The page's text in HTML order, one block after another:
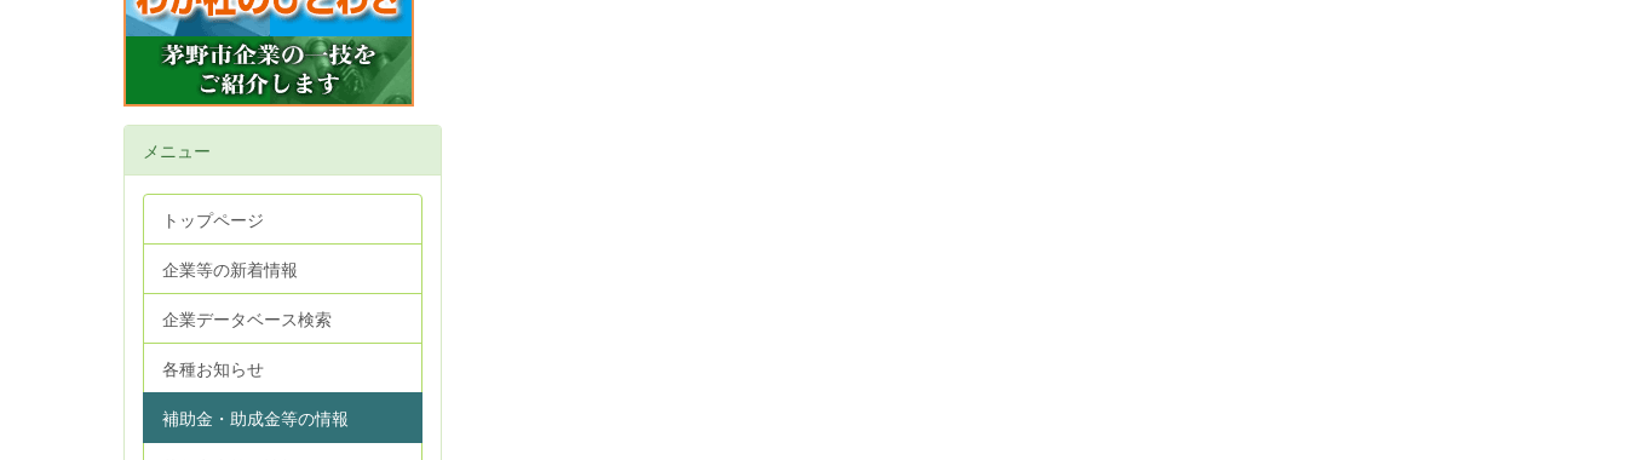
メニュー
トップページ
企業等の新着情報
企業データベース検索
各種お知らせ
補助金・助成金等の情報